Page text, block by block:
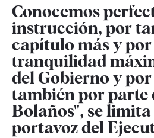
Conocemos
instrucción, por
capítulo más y
tranquilidad
del Gobierno y
también por parte
Bolaños", se
portavoz del